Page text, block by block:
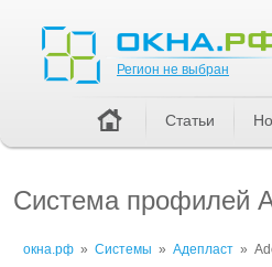
Система профилей
окна.рф » Системы » Адепласт »
Регион не выбран
Статьи